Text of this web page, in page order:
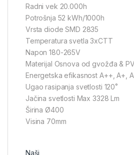
Radni vek 20.000h
Potrošnja 52 kWh/1000h
Vrsta diode SMD 2835
Temperatura svetla 3xCTT
Napon 180-265V
Materijal Osnova od gvožđa &
Energetska efikasnost A++, A+, A
Ugao rasipanja svetlosti 120˚
Jačina svetlosti Max 3328 Lm
Širina Ø400
Visina 70mm
Naši